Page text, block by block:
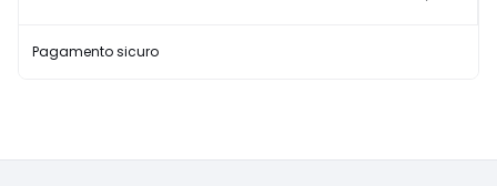
Pagamento sicuro